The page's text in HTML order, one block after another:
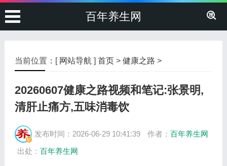
百年养生网
当前位置：[ 网站导航 ] 首页> 健康之路 >
20260607健康之路视频和笔记:张景明,
清肝止痛方,五味消毒饮
发布时间：2026-06-29 10:41:39 作者： 百年养生网
出处： 百年养生网